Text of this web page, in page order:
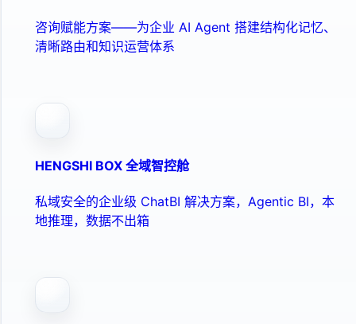
咨询赋能方案——为企业 AI Agent 搭建结构化记忆、
清晰路由和知识运营体系
HENGSHI BOX 全域智控舱
私域安全的企业级 ChatBI 解决方案，Agentic BI，本
地推理，数据不出箱